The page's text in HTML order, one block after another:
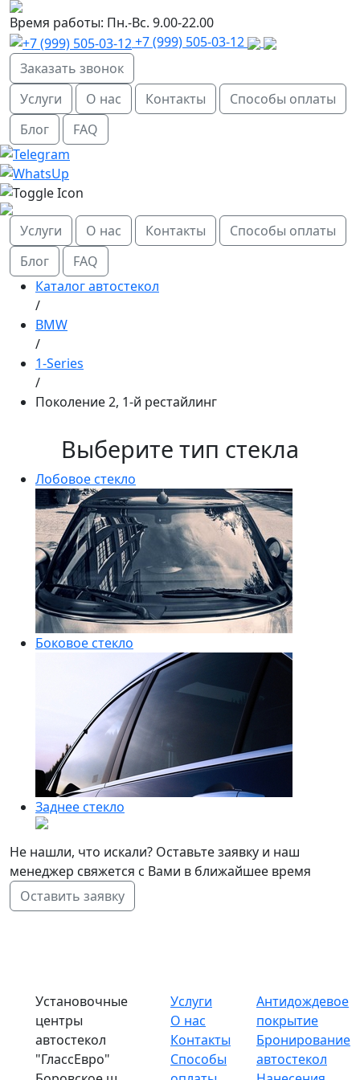
Время работы: Пн.-Вс. 9.00-22.00
+7 (999) 505-03-12
Заказать звонок
Услуги
О нас Контакты
Способы оплаты
Блог
FAQ
Услуги О нас Контакты
Способы оплаты
Блог
FAQ
Каталог автостекол
/
BMW
/
1-Series
/
Поколение 2, 1-й рестайлинг
Выберите тип стекла
Лобовое стекло
Боковое стекло
Заднее стекло
Не нашли, что искали? Оставьте заявку и наш
менеджер свяжется с Вами в ближайшее время
Оставить заявку
Установочные
центры
автостекол
"ГлассЕвро"
Услуги
О нас
Контакты
Способы
Антидождевое
покрытие
Бронирование
автостекол